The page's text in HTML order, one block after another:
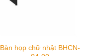
Bàn họp chữ nhật BHCN-